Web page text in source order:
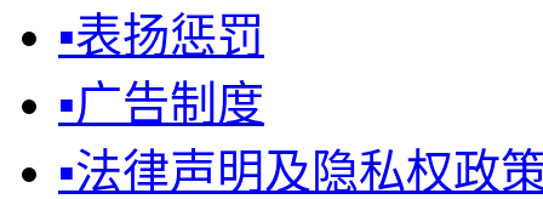
▪表扬惩罚
▪广告制度
▪法律声明及隐私权政